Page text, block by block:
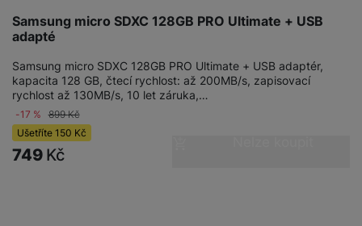
Samsung micro SDXC 128GB PRO Ultimate + USB
adapté
Samsung micro SDXC 128GB PRO Ultimate + USB adaptér,
kapacita 128 GB, čtecí rychlost: až 200MB/s, zapisovací
rychlost až 130MB/s, 10 let záruka,…
-17 % 899Kč
Ušetříte 150 Kč
749 Kč